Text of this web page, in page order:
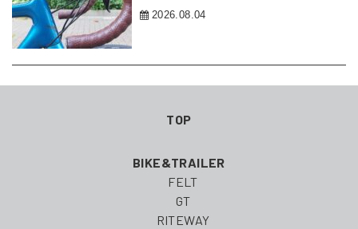
2026.08.04
TOP
BIKE&TRAILER
FELT
GT
RITEWAY